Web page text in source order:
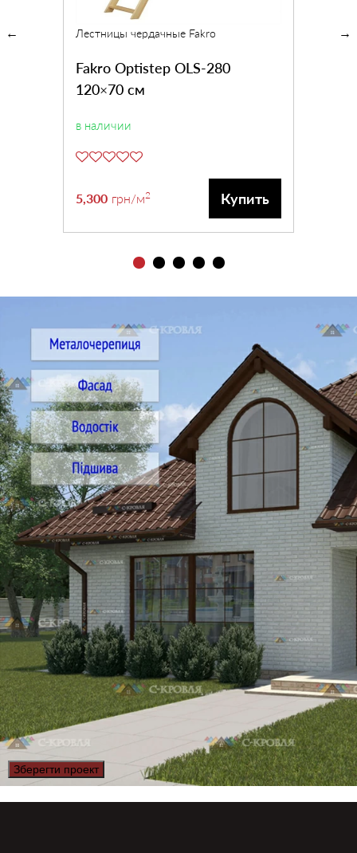
Лестницы чердачные Fakro
Fakro Optistep OLS-280
120×70 см
в наличии
5,300 грн/м2 Купить
Зберегти проект